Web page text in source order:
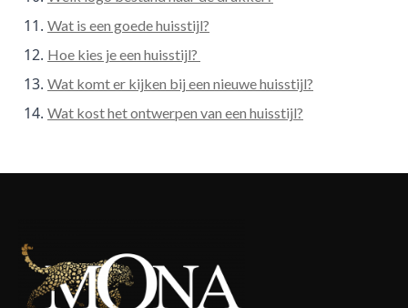
Wat is een goede huisstijl?
Hoe kies je een huisstijl?
Wat komt er kijken bij een nieuwe huisstijl?
Wat kost het ontwerpen van een huisstijl?